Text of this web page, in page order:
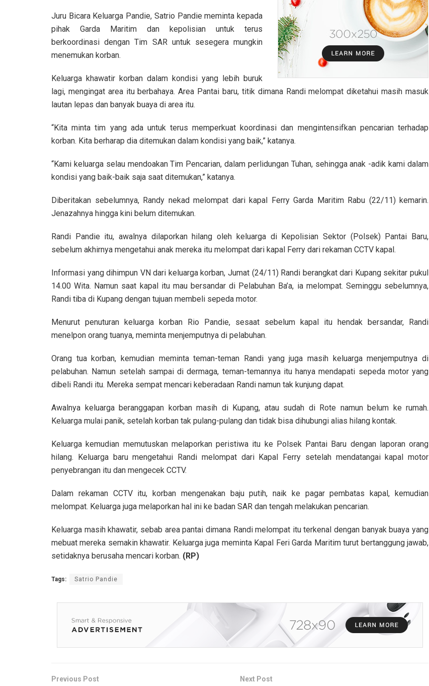
Juru Bicara Keluarga Pandie, Satrio Pandie meminta kepada
pihak Garda Maritim dan kepolisian untuk terus
berkoordinasi dengan Tim SAR untuk sesegera mungkin
menemukan korban.
Keluarga khawatir korban dalam kondisi yang lebih buruk
lagi, mengingat area itu berbahaya. Area Pantai baru, titik dimana Randi melompat diketahui masih masuk
lautan lepas dan banyak buaya di area itu.
“Kita minta tim yang ada untuk terus memperkuat koordinasi dan mengintensifkan pencarian terhadap
korban. Kita berharap dia ditemukan dalam kondisi yang baik,” katanya.
“Kami keluarga selau mendoakan Tim Pencarian, dalam perlidungan Tuhan, sehingga anak -adik kami dalam
kondisi yang baik-baik saja saat ditemukan,” katanya.
Diberitakan sebelumnya, Randy nekad melompat dari kapal Ferry Garda Maritim Rabu (22/11) kemarin.
Jenazahnya hingga kini belum ditemukan.
Randi Pandie itu, awalnya dilaporkan hilang oleh keluarga di Kepolisian Sektor (Polsek) Pantai Baru,
sebelum akhirnya mengetahui anak mereka itu melompat dari kapal Ferry dari rekaman CCTV kapal.
Informasi yang dihimpun VN dari keluarga korban, Jumat (24/11) Randi berangkat dari Kupang sekitar pukul
14.00 Wita. Namun saat kapal itu mau bersandar di Pelabuhan Ba’a, ia melompat. Seminggu sebelumnya,
Randi tiba di Kupang dengan tujuan membeli sepeda motor.
Menurut penuturan keluarga korban Rio Pandie, sesaat sebelum kapal itu hendak bersandar, Randi
menelpon orang tuanya, meminta menjemputnya di pelabuhan.
Orang tua korban, kemudian meminta teman-teman Randi yang juga masih keluarga menjemputnya di
pelabuhan. Namun setelah sampai di dermaga, teman-temannya itu hanya mendapati sepeda motor yang
dibeli Randi itu. Mereka sempat mencari keberadaan Randi namun tak kunjung dapat.
Awalnya keluarga beranggapan korban masih di Kupang, atau sudah di Rote namun belum ke rumah.
Keluarga mulai panik, setelah korban tak pulang-pulang dan tidak bisa dihubungi alias hilang kontak.
Keluarga kemudian memutuskan melaporkan peristiwa itu ke Polsek Pantai Baru dengan laporan orang
hilang. Keluarga baru mengetahui Randi melompat dari Kapal Ferry setelah mendatangai kapal motor
penyebrangan itu dan mengecek CCTV.
Dalam rekaman CCTV itu, korban mengenakan baju putih, naik ke pagar pembatas kapal, kemudian
melompat. Keluarga juga melaporkan hal ini ke badan SAR dan tengah melakukan pencarian.
Keluarga masih khawatir, sebab area pantai dimana Randi melompat itu terkenal dengan banyak buaya yang
mebuat mereka semakin khawatir. Keluarga juga meminta Kapal Feri Garda Maritim turut bertanggung jawab,
setidaknya berusaha mencari korban. (RP)
Tags: Satrio Pandie
Previous Post Next Post